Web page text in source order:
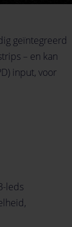
geïntegreerd
– en kan
input, voor
leds